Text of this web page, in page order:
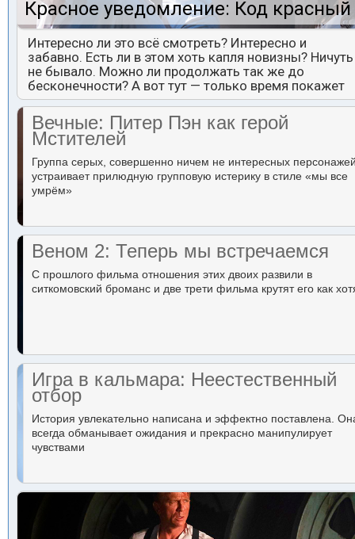
Красное уведомление: Код красный
Интересно ли это всё смотреть? Интересно и
забавно. Есть ли в этом хоть капля новизны? Ничуть
не бывало. Можно ли продолжать так же до
бесконечности? А вот тут — только время покажет
Вечные: Питер Пэн как герой
Мстителей
Группа серых, совершенно ничем не интересных
устраивает прилюдную групповую истерику в стиле «мы все
умрём»
Веном 2: Теперь мы встречаемся
С прошлого фильма отношения этих двоих развили в
ситкомовский броманс и две трети фильма крутят его как
Игра в кальмара: Неестественный
отбор
История увлекательно написана и эффектно поставлена.
всегда обманывает ожидания и прекрасно манипулирует
чувствами